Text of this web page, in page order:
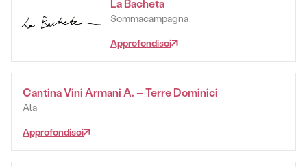
La Bacheta
Sommacampagna
Approfondisci
Cantina Vini Armani A. – Terre Dominici
Ala
Approfondisci